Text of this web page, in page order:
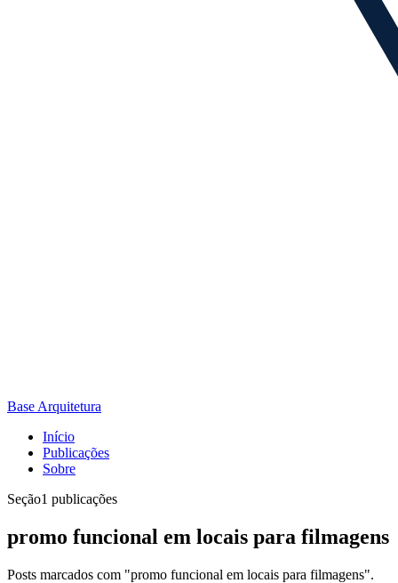
Base Arquitetura
Início
Publicações
Sobre
Seção1 publicações
promo funcional em locais para filmagens
Posts marcados com "promo funcional em locais para filmagens".